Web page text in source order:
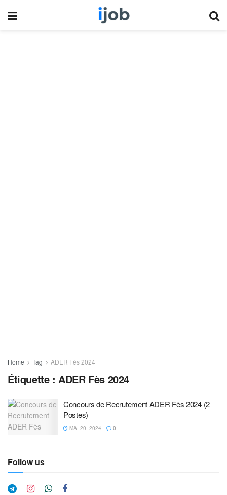
Home Tag ADER Fès 2024
Étiquette :ADER Fès 2024
Concours de Recrutement ADER Fès 2024 (2
Postes)
MAI 20, 2024 0
Follow us